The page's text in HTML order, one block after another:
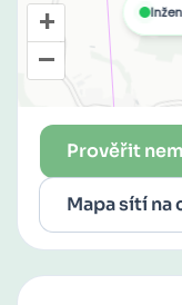
Prověřit
Mapa sítí na